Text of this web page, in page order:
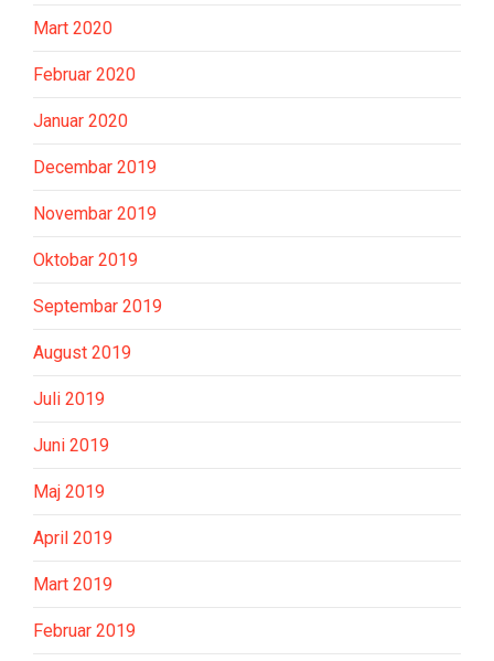
Mart 2020
Februar 2020
Januar 2020
Decembar 2019
Novembar 2019
Oktobar 2019
Septembar 2019
August 2019
Juli 2019
Juni 2019
Maj 2019
April 2019
Mart 2019
Februar 2019